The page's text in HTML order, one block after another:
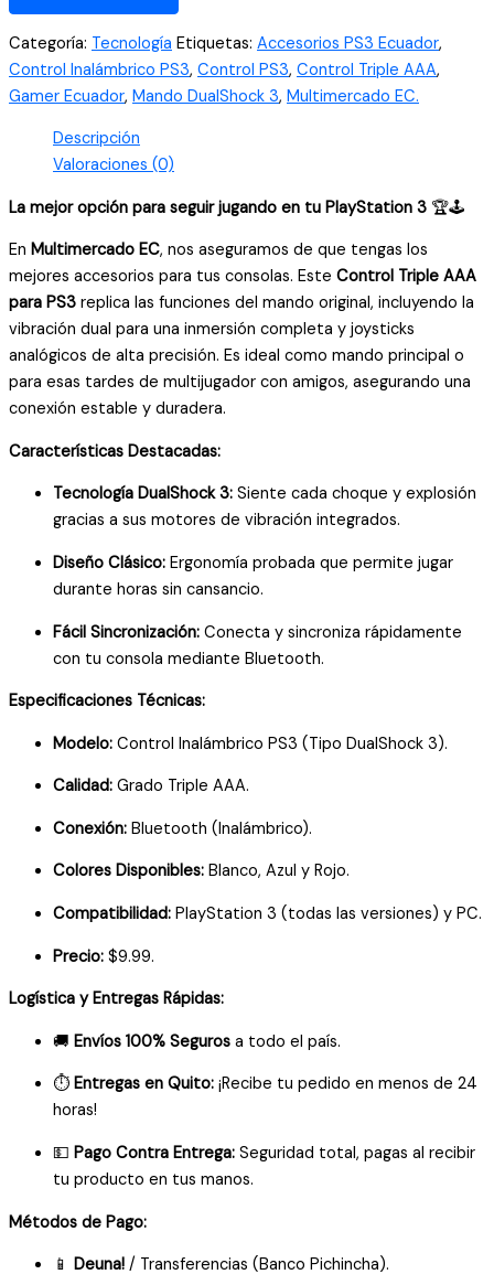
Triple
AAA
-
DualShock
con
y
PlayStation
3
cantidad
Categoría: Tecnología Etiquetas: Accesorios PS3 Ecuador,
Control Inalámbrico PS3, Control PS3, Control Triple AAA,
Gamer Ecuador, Mando DualShock 3, Multimercado EC.
Descripción
Valoraciones (0)
La mejor opción para seguir jugando en tu PlayStation 3 🏆🕹️
En Multimercado EC, nos aseguramos de que tengas los
mejores accesorios para tus consolas. Este Control Triple AAA
para PS3 replica las funciones del mando original, incluyendo la
vibración dual para una inmersión completa y joysticks
analógicos de alta precisión. Es ideal como mando principal o
para esas tardes de multijugador con amigos, asegurando una
conexión estable y duradera.
Características Destacadas:
Tecnología DualShock 3: Siente cada choque y explosión
gracias a sus motores de vibración integrados.
Diseño Clásico: Ergonomía probada que permite jugar
durante horas sin cansancio.
Fácil Sincronización: Conecta y sincroniza rápidamente
con tu consola mediante Bluetooth.
Especificaciones Técnicas:
Modelo: Control Inalámbrico PS3 (Tipo DualShock 3).
Calidad: Grado Triple AAA.
Conexión: Bluetooth (Inalámbrico).
Colores Disponibles: Blanco, Azul y Rojo.
Compatibilidad: PlayStation 3 (todas las versiones) y PC.
Precio: $9.99.
Logística y Entregas Rápidas:
🚚 Envíos 100% Seguros a todo el país.
⏱️ Entregas en Quito: ¡Recibe tu pedido en menos de 24
horas!
💵 Pago Contra Entrega: Seguridad total, pagas al recibir
tu producto en tus manos.
Métodos de Pago:
📱 Deuna! / Transferencias (Banco Pichincha).